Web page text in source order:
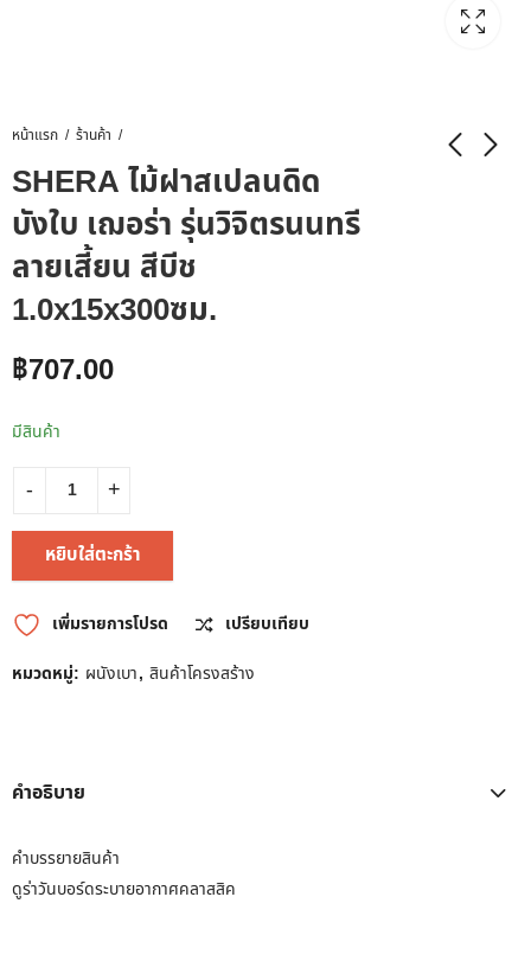
หน้าแรก ร้านค้า
SHERA ไม้ฝาสเปลนดิด
บังใบ เฌอร่า รุ่นวิจิตรนนทรี
ลายเสี้ยน สีบีช
1.0x15x300ซม.
฿707.00
มีสินค้า
หยิบใส่ตะกร้า
เพิ่มรายการโปรด
เปรียบเทียบ
หมวดหมู่: ผนังเบา, สินค้าโครงสร้าง
คำอธิบาย
คำบรรยายสินค้า
ดูร่าวันบอร์ดระบายอากาศคลาสสิค